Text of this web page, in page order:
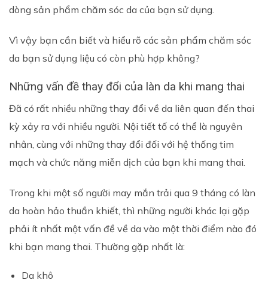
dòng sản phẩm chăm sóc da của bạn sử dụng.
Vì vậy bạn cần biết và hiểu rõ các sản phẩm chăm sóc
da bạn sử dụng liệu có còn phù hợp không?
Những vấn đề thay đổi của làn da khi mang thai
Đã có rất nhiều những thay đổi về da liên quan đến thai
kỳ xảy ra với nhiều người. Nội tiết tố có thể là nguyên
nhân, cùng với những thay đổi đối với hệ thống tim
mạch và chức năng miễn dịch của bạn khi mang thai.
Trong khi một số người may mắn trải qua 9 tháng có làn
da hoàn hảo thuần khiết, thì những người khác lại gặp
phải ít nhất một vấn đề về da vào một thời điểm nào đó
khi bạn mang thai. Thường gặp nhất là:
Da khô